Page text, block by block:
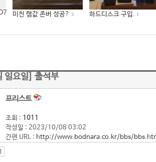
미친 램값 존버 성공? 3 하드디스크 구입. 1
요일] 출석부
프리스트
조회 : 1011
작성일 : 2023/10/08 03:02
간편 URL : http://www.bodnara.co.kr/bbs/